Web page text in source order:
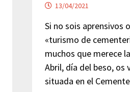
13/04/2021
Si no sois aprensivos
«turismo de
muchos que merece
Abril, día del beso, os
situada en el